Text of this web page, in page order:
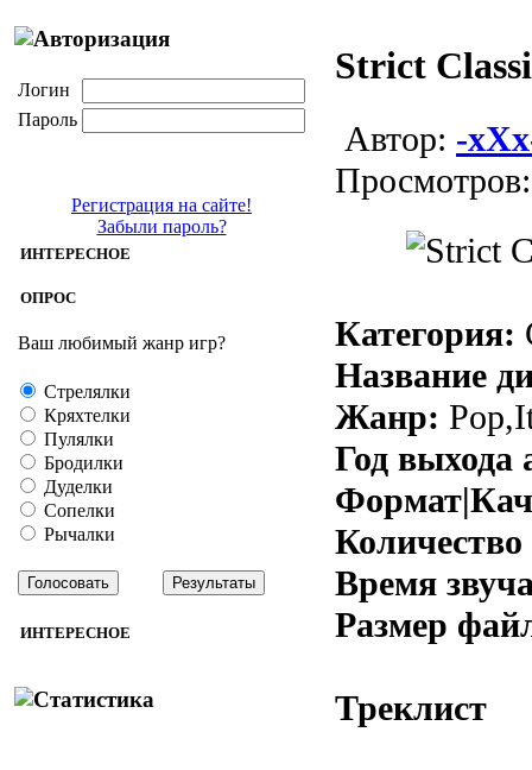
Логин
Пароль
Регистрация на сайте!
Забыли пароль?
ИНТЕРЕСНОЕ
ОПРОС
Ваш любимый жанр игр?
Стрелялки
Кряхтелки
Пулялки
Бродилки
Дуделки
Сопелки
Рычалки
ИНТЕРЕСНОЕ
Strict
Aвтор: -
Категория:
Название
Жанр:
Год выхода
Количество
Время
Размер
Треклист